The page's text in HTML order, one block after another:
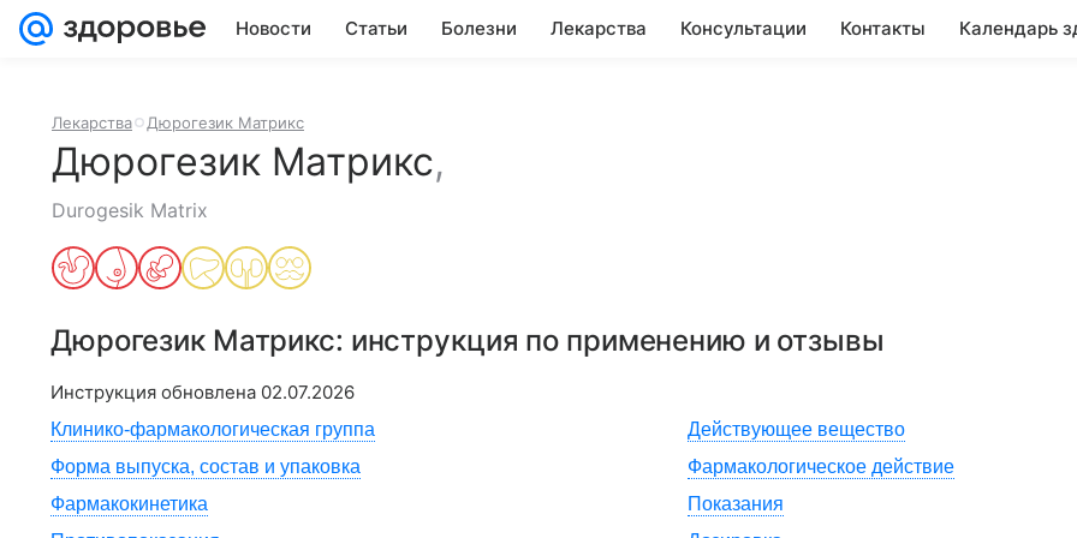
Новости Статьи Болезни Лекарства Консультации Контакты Календарь
Лекарства Дюрогезик Матрикс
Дюрогезик Матрикс,
Durogesik Matrix
Дюрогезик Матрикс: инструкция по применению и отзывы
Инструкция обновлена 02.07.2026
Клинико-фармакологическая группа
Действующее вещество
Форма выпуска, состав и упаковка
Фармакологическое действие
Фармакокинетика
Показания